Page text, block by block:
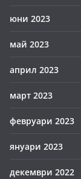
юни 2023
май 2023
април 2023
март 2023
февруари 2023
януари 2023
декември 2022